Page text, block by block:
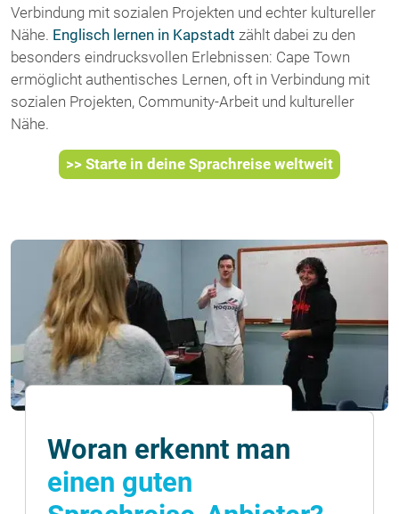
Verbindung mit sozialen Projekten und echter kultureller
Nähe. Englisch lernen in Kapstadt zählt dabei zu den
besonders eindrucksvollen Erlebnissen: Cape Town
ermöglicht authentisches Lernen, oft in Verbindung mit
sozialen Projekten, Community-Arbeit und kultureller
Nähe.
>> Starte in deine Sprachreise weltweit
Woran erkennt man
einen guten